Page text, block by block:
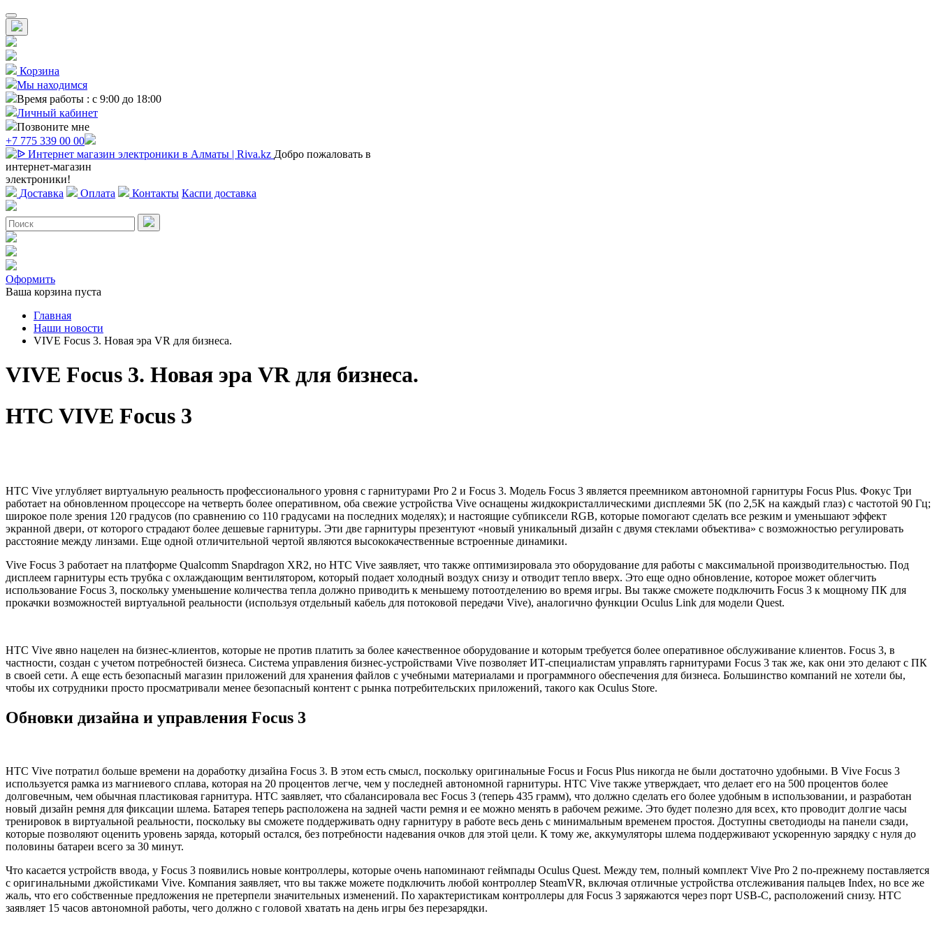
Корзина
Мы находимся
Время работы : с 9:00 до 18:00
Личный кабинет
Позвоните мне
+7 775 339 00 00
Добро пожаловать в
интернет-магазин
электроники!
Доставка
Оплата Контакты Каспи доставка
Оформить
Ваша корзина пуста
Главная
Наши новости
VIVE Focus 3. Новая эра VR для бизнеса.
VIVE Focus 3. Новая эра VR для бизнеса.
HTC VIVE Focus 3
HTC Vive углубляет виртуальную реальность профессионального уровня с гарнитурами Pro 2 и Focus 3. Модель Focus 3 является преемником автономной гарнитуры Focus Plus. Фокус Три
работает на обновленном процессоре на четверть более оперативном, оба свежие устройства Vive оснащены жидкокристаллическими дисплеями 5K (по 2,5K на каждый глаз) с частотой 90 Гц;
широкое поле зрения 120 градусов (по сравнению со 110 градусами на последних моделях); и настоящие субпиксели RGB, которые помогают сделать все резким и уменьшают эффект
экранной двери, от которого страдают более дешевые гарнитуры. Эти две гарнитуры презентуют «новый уникальный дизайн с двумя стеклами объектива» с возможностью регулировать
расстояние между линзами. Еще одной отличительной чертой являются высококачественные встроенные динамики.
Vive Focus 3 работает на платформе Qualcomm Snapdragon XR2, но HTC Vive заявляет, что также оптимизировала это оборудование для работы с максимальной производительностью. Под
дисплеем гарнитуры есть трубка с охлаждающим вентилятором, который подает холодный воздух снизу и отводит тепло вверх. Это еще одно обновление, которое может облегчить
использование Focus 3, поскольку уменьшение количества тепла должно приводить к меньшему потоотделению во время игры. Вы также сможете подключить Focus 3 к мощному ПК для
прокачки возможностей виртуальной реальности (используя отдельный кабель для потоковой передачи Vive), аналогично функции Oculus Link для модели Quest.
HTC Vive явно нацелен на бизнес-клиентов, которые не против платить за более качественное оборудование и которым требуется более оперативное обслуживание клиентов. Focus 3, в
частности, создан с учетом потребностей бизнеса. Система управления бизнес-устройствами Vive позволяет ИТ-специалистам управлять гарнитурами Focus 3 так же, как они это делают с ПК
в своей сети. А еще есть безопасный магазин приложений для хранения файлов с учебными материалами и программного обеспечения для бизнеса. Большинство компаний не хотели бы,
чтобы их сотрудники просто просматривали менее безопасный контент с рынка потребительских приложений, такого как Oculus Store.
Обновки дизайна и управления Focus 3
HTC Vive потратил больше времени на доработку дизайна Focus 3. В этом есть смысл, поскольку оригинальные Focus и Focus Plus никогда не были достаточно удобными. В Vive Focus 3
используется рамка из магниевого сплава, которая на 20 процентов легче, чем у последней автономной гарнитуры. HTC Vive также утверждает, что делает его на 500 процентов более
долговечным, чем обычная пластиковая гарнитура. HTC заявляет, что сбалансировала вес Focus 3 (теперь 435 грамм), что должно сделать его более удобным в использовании, и разработан
новый дизайн ремня для фиксации шлема. Батарея теперь расположена на задней части ремня и ее можно менять в рабочем режиме. Это будет полезно для всех, кто проводит долгие часы
тренировок в виртуальной реальности, поскольку вы сможете поддерживать одну гарнитуру в работе весь день с минимальным временем простоя. Доступны светодиоды на панели сзади,
которые позволяют оценить уровень заряда, который остался, без потребности надевания очков для этой цели. К тому же, аккумуляторы шлема поддерживают ускоренную зарядку с нуля до
половины батареи всего за 30 минут.
Что касается устройств ввода, у Focus 3 появились новые контроллеры, которые очень напоминают геймпады Oculus Quest. Между тем, полный комплект Vive Pro 2 по-прежнему поставляется
с оригинальными джойстиками Vive. Компания заявляет, что вы также можете подключить любой контроллер SteamVR, включая отличные устройства отслеживания пальцев Index, но все же
жаль, что его собственные предложения не претерпели значительных изменений. По характеристикам контроллеры для Focus 3 заряжаются через порт USB-C, расположений снизу. HTC
заявляет 15 часов автономной работы, чего должно с головой хватать на день игры без перезарядки.